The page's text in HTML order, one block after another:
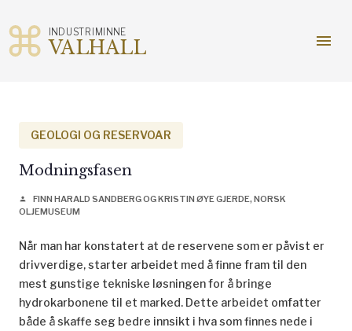
innhold
menu
INDUSTRIMINNE
VALHALL
GEOLOGI OG RESERVOAR
Modningsfasen
person
FINN HARALD SANDBERG OG KRISTIN ØYE GJERDE, NORSK
OLJEMUSEUM
Når man har konstatert at de reservene som er påvist er
drivverdige, starter arbeidet med å finne fram til den
mest gunstige tekniske løsningen for å bringe
hydrokarbonene til et marked. Dette arbeidet omfatter
både å skaffe seg bedre innsikt i hva som finnes nede i